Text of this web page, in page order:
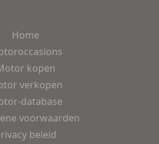
Home
kopen
verkopen
database
voorwaarden
beleid